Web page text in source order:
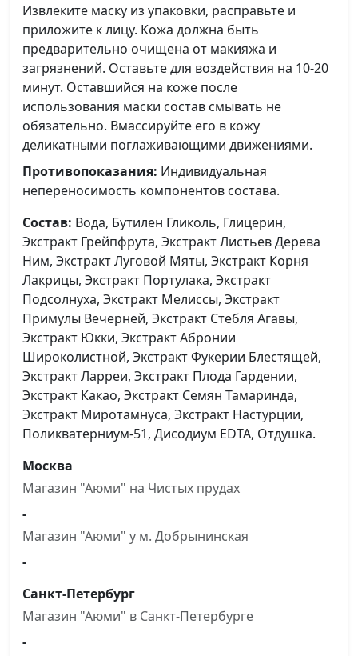
Извлеките маску из упаковки, расправьте и
приложите к лицу. Кожа должна быть
предварительно очищена от макияжа и
загрязнений. Оставьте для воздействия на 10-20
минут. Оставшийся на коже после
использования маски состав смывать не
обязательно. Вмассируйте его в кожу
деликатными поглаживающими движениями.
Противопоказания: Индивидуальная
непереносимость компонентов состава.
Состав: Вода, Бутилен Гликоль, Глицерин,
Экстракт Грейпфрута, Экстракт Листьев Дерева
Ним, Экстракт Луговой Мяты, Экстракт Корня
Лакрицы, Экстракт Портулака, Экстракт
Подсолнуха, Экстракт Мелиссы, Экстракт
Примулы Вечерней, Экстракт Стебля Агавы,
Экстракт Юкки, Экстракт Абронии
Широколистной, Экстракт Фукерии Блестящей,
Экстракт Ларреи, Экстракт Плода Гардении,
Экстракт Какао, Экстракт Семян Тамаринда,
Экстракт Миротамнуса, Экстракт Настурции,
Поликватерниум-51, Дисодиум EDTA, Отдушка.
Москва
Магазин "Аюми" на Чистыx прудах
-
Магазин "Аюми" у м. Добрынинская
-
Санкт-Петербург
Магазин "Аюми" в Санкт-Петербурге
-